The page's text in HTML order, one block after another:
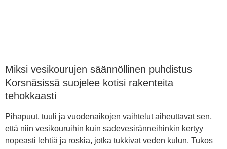
Miksi vesikourujen säännöllinen puhdistus
Korsnäsissä suojelee kotisi rakenteita
tehokkaasti
Pihapuut, tuuli ja vuodenaikojen vaihtelut aiheuttavat sen,
että niin vesikouruihin kuin sadevesiränneihinkin kertyy
nopeasti lehtiä ja roskia, jotka tukkivat veden kulun. Tukos